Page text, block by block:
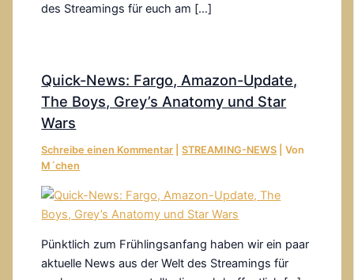
des Streamings für euch am […]
Quick-News: Fargo, Amazon-Update,
The Boys, Grey’s Anatomy und Star
Wars
Schreibe einen Kommentar |STREAMING-NEWS | Von
M´chen
Pünktlich zum Frühlingsanfang haben wir ein paar
aktuelle News aus der Welt des Streamings für